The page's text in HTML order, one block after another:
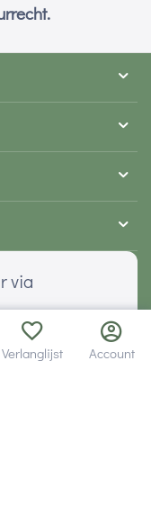
via
Verlanglijst Account